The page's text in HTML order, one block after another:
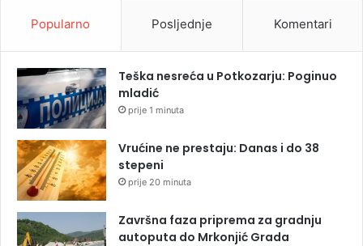
Popularno Posljednje Komentari
Teška nesreća u Potkozarju: Poginuo
mladić
prije 1 minuta
Vrućine ne prestaju: Danas i do 38
stepeni
prije 20 minuta
Završna faza priprema za gradnju
autoputa do Mrkonjić Grada